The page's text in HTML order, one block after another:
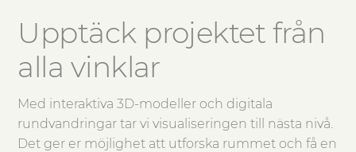
Upptäck projektet från
alla vinklar
Med interaktiva 3D-modeller och digitala
rundvandringar tar vi visualiseringen till nästa nivå.
Det ger er möjlighet att utforska rummet och få en